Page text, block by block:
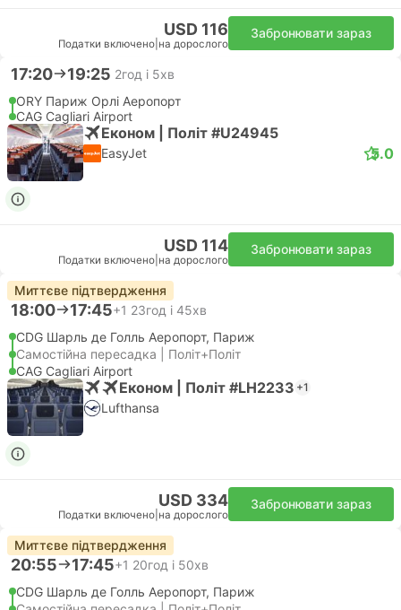
USD 116
Податки включено на дорослого
Забронювати зараз
17:20 19:25 2год і 5хв
ORY Париж Орлі Аеропорт
CAG Cagliari Airport
Економ | Політ #U24945
EasyJet 5.0
USD 114
Податки включено на дорослого
Забронювати зараз
Миттєве підтвердження
18:00 17:45+1 23год і 45хв
CDG Шарль де Голль Аеропорт, Париж
Самостійна пересадка | Політ+Політ
CAG Cagliari Airport
Економ | Політ #LH2233 +1
Lufthansa
USD 334
Податки включено на дорослого
Забронювати зараз
Миттєве підтвердження
20:55 17:45+1 20год і 50хв
CDG Шарль де Голль Аеропорт, Париж